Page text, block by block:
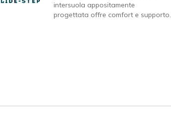
intersuola appositamente
progettata offre comfort e supporto.